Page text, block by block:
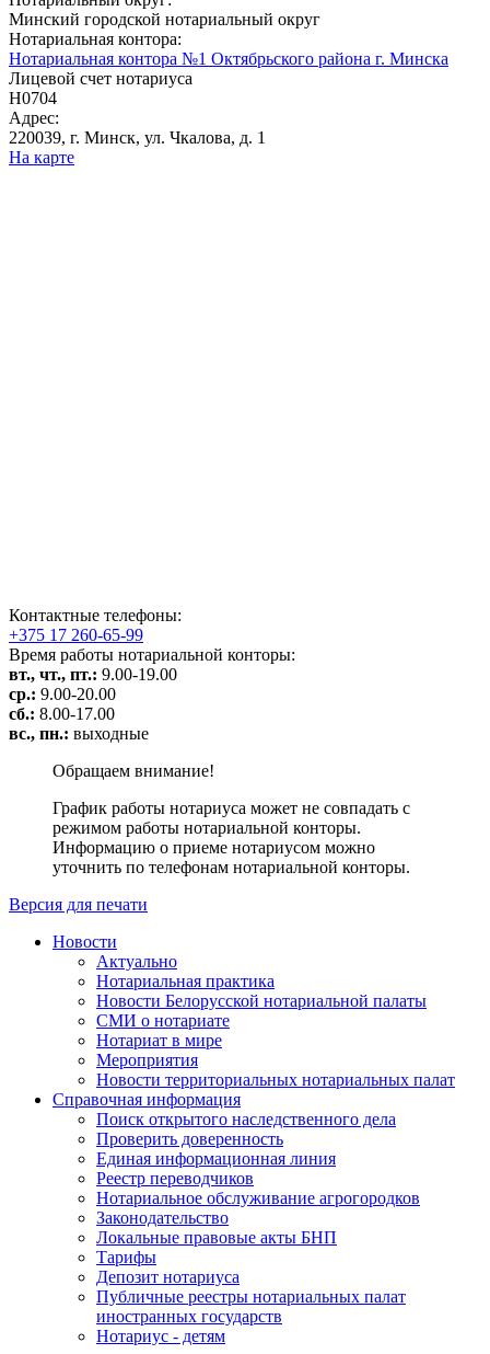
Минский городской нотариальный округ
Нотариальная контора:
Нотариальная контора №1 Октябрьского района г. Минска
Лицевой счет нотариуса
Н0704
Адрес:
220039, г. Минск, ул. Чкалова, д. 1
На карте
Контактные телефоны:
+375 17 260-65-99
Время работы нотариальной конторы:
вт., чт., пт.: 9.00-19.00
ср.: 9.00-20.00
сб.: 8.00-17.00
вс., пн.: выходные
Обращаем внимание!
График работы нотариуса может не совпадать с
режимом работы нотариальной конторы.
Информацию о приеме нотариусом можно
уточнить по телефонам нотариальной конторы.
Версия для печати
Новости
Актуально
Нотариальная практика
Новости Белорусской нотариальной палаты
СМИ о нотариате
Нотариат в мире
Мероприятия
Новости территориальных нотариальных палат
Справочная информация
Поиск открытого наследственного дела
Проверить доверенность
Единая информационная линия
Реестр переводчиков
Нотариальное обслуживание агрогородков
Законодательство
Локальные правовые акты БНП
Тарифы
Депозит нотариуса
Публичные реестры нотариальных палат
иностранных государств
Нотариус - детям